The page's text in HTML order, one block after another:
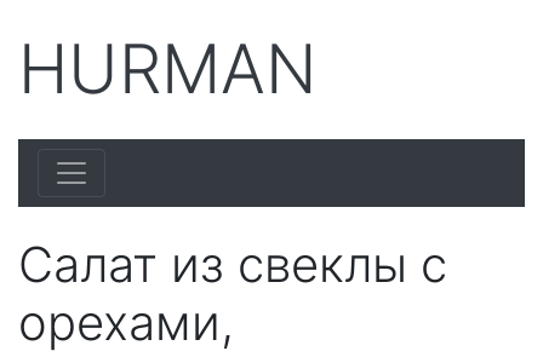
HURMAN
Салат из свеклы с
орехами,